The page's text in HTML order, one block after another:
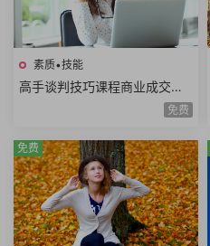
素质•技能
高手谈判技巧课程商业成交谈
判底线谈判态度双赢思维谈判
免费
免费